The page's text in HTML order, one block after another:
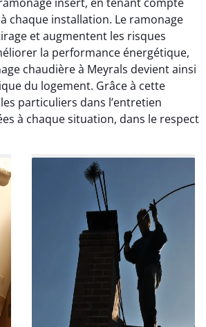
insert, en tenant compte
chaque installation. Le ramonage
et augmentent les risques
la performance énergétique,
chaudière à Meyrals devient ainsi
du logement. Grâce à cette
particuliers dans l’entretien
à chaque situation, dans le respect
Claire Vautrin
21 juin 2025
Ramonage très bien réalisé,
travail propre et soigné.
Toutes les explications ont
laissé impeccable. Service
sérieux et rassurant.